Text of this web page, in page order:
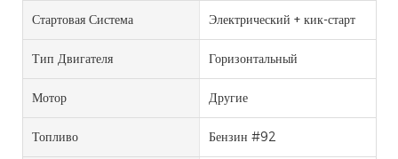
Стартовая Система Электрический + кик-старт
Тип Двигателя Горизонтальный
Мотор Другие
Топливо Бензин #92